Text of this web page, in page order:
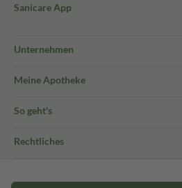
Sanicare App
Unternehmen
Meine Apotheke
So geht's
Rechtliches